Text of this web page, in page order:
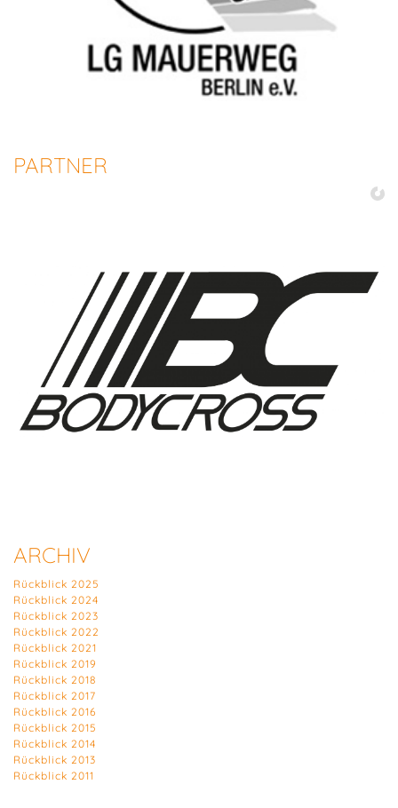
PARTNER
ARCHIV
Rückblick 2025
Rückblick 2024
Rückblick 2023
Rückblick 2022
Rückblick 2021
Rückblick 2019
Rückblick 2018
Rückblick 2017
Rückblick 2016
Rückblick 2015
Rückblick 2014
Rückblick 2013
Rückblick 2011